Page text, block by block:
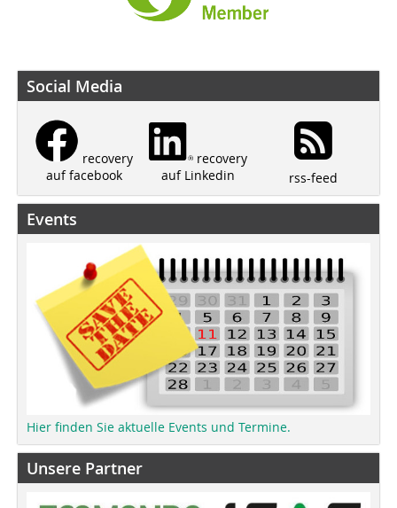
Social Media
recovery
auf facebook
recovery
auf Linkedin
rss-feed
Events
Hier finden Sie aktuelle Events und Termine.
Unsere Partner